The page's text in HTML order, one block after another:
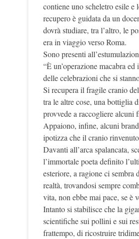
contiene uno scheletro esile
recupero è guidata da un
dovrà studiare, tra l’altro, le
era in viaggio verso Roma.
Sono presenti
“È un’operazione macabra
delle celebrazioni che si
Si recupera il fragile cranio
tra le altre cose, una bottiglia
provvede a raccogliere alcuni
Appaiono, infine, alcuni
ipotizza che il cranio
Davanti all’arca spalancata,
l’immortale poeta definito
esteriore, a ragione ci sembra
realtà, trovandosi sempre
vita, non ebbe mai pace, se è
Intanto si stabilisce che la
scientifiche sui pollini e sui
frattempo, di ricostruire